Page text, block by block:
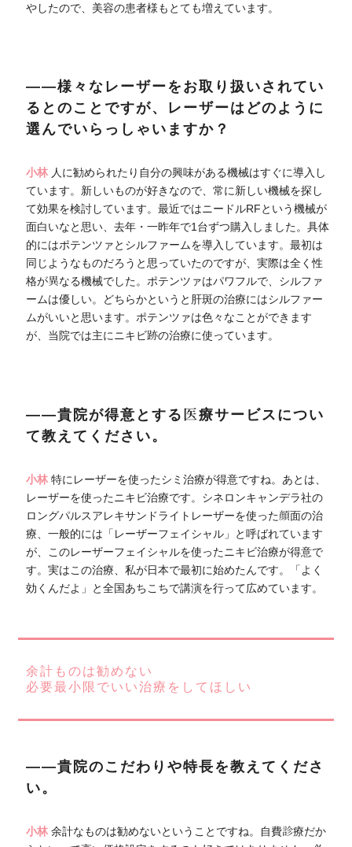
やしたので、美容の患者様もとても増えています。
――様々なレーザーをお取り扱いされてい
るとのことですが、レーザーはどのように
選んでいらっしゃいますか？
小林 人に勧められたり自分の興味がある機械はすぐに導入し
ています。新しいものが好きなので、常に新しい機械を探し
て効果を検討しています。最近ではニードルRFという機械が
面白いなと思い、去年・一昨年で1台ずつ購入しました。具体
的にはポテンツァとシルファームを導入しています。最初は
同じようなものだろうと思っていたのですが、実際は全く性
格が異なる機械でした。ポテンツァはパワフルで、シルファ
ームは優しい。どちらかというと肝斑の治療にはシルファー
ムがいいと思います。ポテンツァは色々なことができます
が、当院では主にニキビ跡の治療に使っています。
――貴院が得意とする医療サービスについ
て教えてください。
小林特にレーザーを使ったシミ治療が得意ですね。あとは、
レーザーを使ったニキビ治療です。シネロンキャンデラ社の
ロングパルスアレキサンドライトレーザーを使った顔面の治
療、一般的には「レーザーフェイシャル」と呼ばれています
が、このレーザーフェイシャルを使ったニキビ治療が得意で
す。実はこの治療、私が日本で最初に始めたんです。「よく
効くんだよ」と全国あちこちで講演を行って広めています。
余計ものは勧めない
必要最小限でいい治療をしてほしい
――貴院のこだわりや特長を教えてくださ
い。
小林余計なものは勧めないということですね。自費診療だか